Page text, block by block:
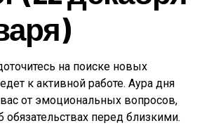
на поиске новых
к активной работе. Аура дня
от эмоциональных вопросов,
обязательствах перед близкими.